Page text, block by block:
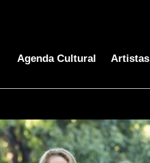
Agenda Cultural Artistas